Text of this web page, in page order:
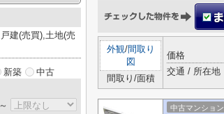
外観/間取り
図
間取り/面積
価格
交通 / 所在地
中古マンション
建(売買),土地(売
新築
中古
～